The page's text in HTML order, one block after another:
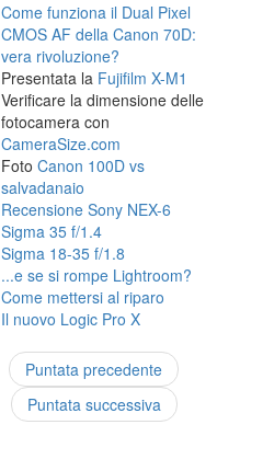
Come funziona il Dual Pixel
CMOS AF della Canon 70D:
vera rivoluzione?
Presentata la Fujifilm X-M1
Verificare la dimensione delle
fotocamera con
CameraSize.com
FotoCanon 100D vs
salvadanaio
Recensione Sony NEX-6
Sigma 35 f/1.4
Sigma 18-35 f/1.8
...e se si rompe Lightroom?
Come mettersi al riparo
Il nuovo Logic Pro X
Puntata precedente
Puntata successiva